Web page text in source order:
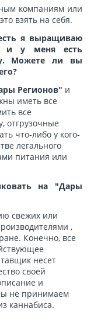
компаниям или
взять на себя.
я выращиваю
и у меня есть
Можете ли вы
Регионов" и
иметь все
все
отгрузочные
что-либо у кого-
легального
питания или
на "Дары
свежих или
,
Конечно, все
несет
своей
и
не принимаем
каннабиса.